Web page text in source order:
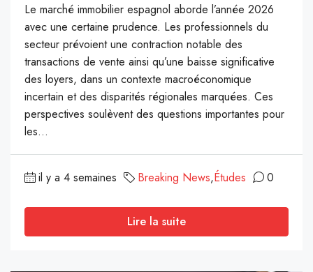
Le marché immobilier espagnol aborde l’année 2026
avec une certaine prudence. Les professionnels du
secteur prévoient une contraction notable des
transactions de vente ainsi qu’une baisse significative
des loyers, dans un contexte macroéconomique
incertain et des disparités régionales marquées. Ces
perspectives soulèvent des questions importantes pour
les...
il y a 4 semaines Breaking News,Études 0
Lire la suite